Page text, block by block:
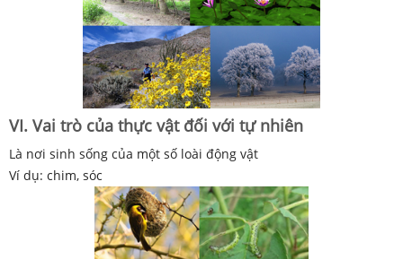
VI. Vai trò của thực vật đối với tự nhiên
Là nơi sinh sống của một số loài động vật
Ví dụ: chim, sóc